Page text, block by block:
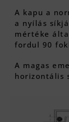
A kapu a
a nyílás
mértéke
fordul 90
A magas
horizontális